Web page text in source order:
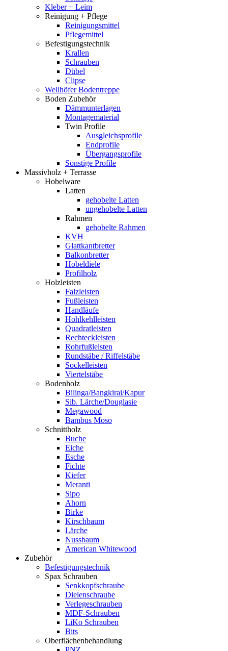
Kleber + Leim
Reinigung + Pflege
Reinigungsmittel
Pflegemittel
Befestigungstechnik
Krallen
Schrauben
Dübel
Clipse
Wellhöfer Bodentreppe
Boden Zubehör
Dämmunterlagen
Montagematerial
Twin Profile
Ausgleichsprofile
Endprofile
Übergangsprofile
Sonstige Profile
Massivholz + Terrasse
Hobelware
Latten
gehobelte Latten
ungehobelte Latten
Rahmen
gehobelte Rahmen
KVH
Glattkantbretter
Balkonbretter
Hobeldiele
Profilholz
Holzleisten
Falzleisten
Fußleisten
Handläufe
Hohlkehlleisten
Quadratleisten
Rechteckleisten
Rohrfußleisten
Rundstäbe / Riffelstäbe
Sockelleisten
Viertelstäbe
Bodenholz
Bilinga/Bangkirai/Kapur
Sib. Lärche/Douglasie
Megawood
Bambus Moso
Schnittholz
Buche
Eiche
Esche
Fichte
Kiefer
Meranti
Sipo
Ahorn
Birke
Kirschbaum
Lärche
Nussbaum
American Whitewood
Zubehör
Befestigungstechnik
Spax Schrauben
Senkkopfschraube
Dielenschraube
Verlegeschrauben
MDF-Schrauben
LiKo Schrauben
Bits
Oberflächenbehandlung